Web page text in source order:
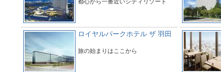
都心から一番近いシティリゾート
ロイヤルパークホテル ザ 羽田
旅の始まりはここから